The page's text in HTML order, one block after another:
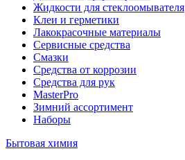
Жидкости для стеклоомывателя
Клеи и герметики
Лакокрасочные материалы
Сервисные средства
Смазки
Средства от коррозии
Средства для рук
MasterPro
Зимний ассортимент
Наборы
Бытовая химия